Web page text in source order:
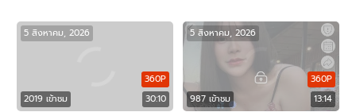
2019 เข้าชม 30:10
360P
5 สิงหาคม, 2026
987 เข้าชม 13:14
360P
5 สิงหาคม, 2026